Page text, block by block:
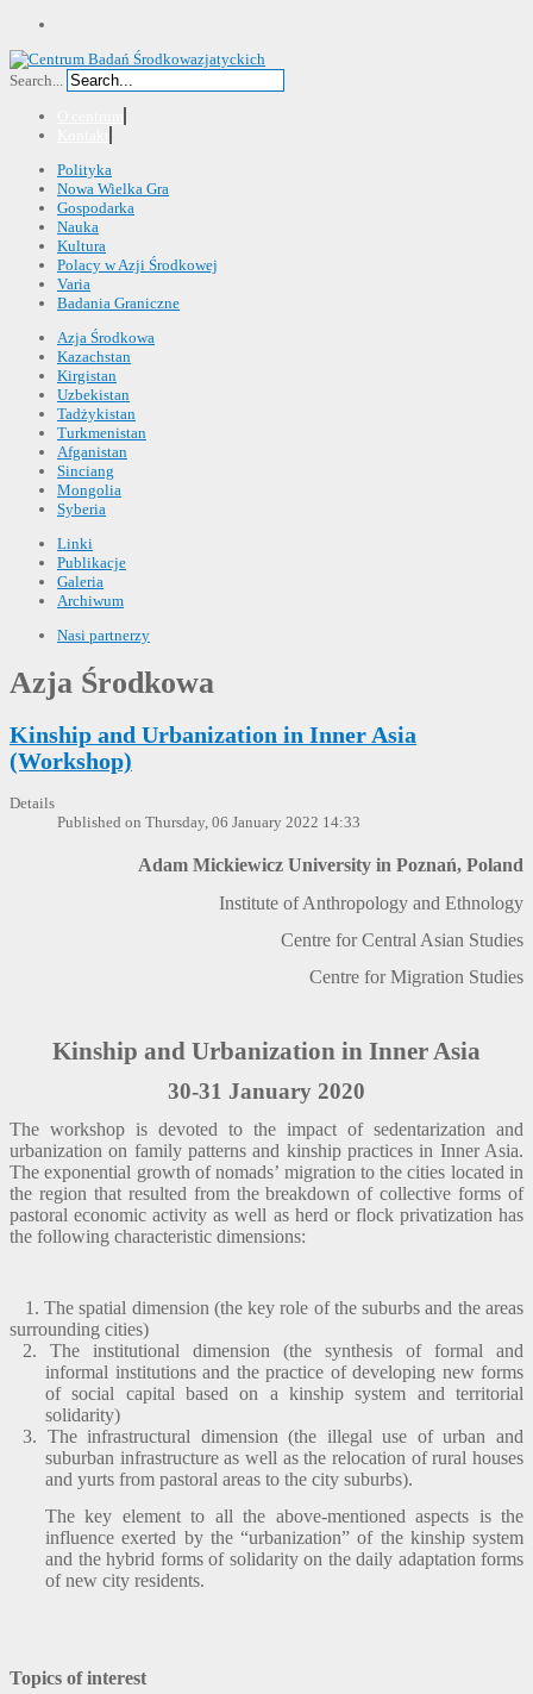
Search...
Polityka
Nowa Wielka Gra
Gospodarka
Nauka
Kultura
Polacy w Azji Środkowej
Varia
Badania Graniczne
Azja Środkowa
Kazachstan
Kirgistan
Uzbekistan
Tadżykistan
Turkmenistan
Afganistan
Sinciang
Mongolia
Syberia
Linki
Publikacje
Galeria
Archiwum
Nasi partnerzy
Azja Środkowa
Kinship and Urbanization in Inner Asia
(Workshop)
Details
Published on Thursday, 06 January 2022 14:33
Adam Mickiewicz University in Poznań, Poland
Institute of Anthropology and Ethnology
Centre for Central Asian Studies
Centre for Migration Studies
Kinship and Urbanization in Inner Asia
30-31 January 2020
The workshop is devoted to the impact of sedentarization and
urbanization on family patterns and kinship practices in Inner Asia.
The exponential growth of nomads’ migration to the cities located in
the region that resulted from the breakdown of collective forms of
pastoral economic activity as well as herd or flock privatization has
the following characteristic dimensions:
1. The spatial dimension (the key role of the suburbs and the areas
surrounding cities)
2. The institutional dimension (the synthesis of formal and
informal institutions and the practice of developing new forms
of social capital based on a kinship system and territorial
solidarity)
3. The infrastructural dimension (the illegal use of urban and
suburban infrastructure as well as the relocation of rural houses
and yurts from pastoral areas to the city suburbs).
The key element to all the above-mentioned aspects is the
influence exerted by the “urbanization” of the kinship system
and the hybrid forms of solidarity on the daily adaptation forms
of new city residents.
Topics of interest